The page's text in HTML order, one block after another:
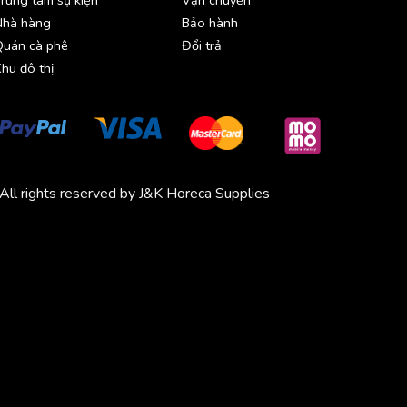
hàng
cà phê
đô thị
Bảo hành
Đổi trả
All rights reserved by J&K Horeca Supplies